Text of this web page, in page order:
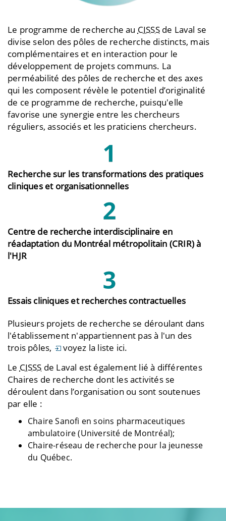
Le programme de recherche au CISSSde Laval se
divise selon des pôles de recherche distincts, mais
complémentaires et en interaction pour le
développement de projets communs. La
perméabilité des pôles de recherche et des axes
qui les composent révèle le potentiel d’originalité
de ce programme de recherche, puisqu'elle
favorise une synergie entre les chercheurs
réguliers, associés et les praticiens chercheurs.
Recherche sur les transformations des pratiques
cliniques et organisationnelles
Centre de recherche interdisciplinaire en
réadaptation du Montréal métropolitain (CRIR) à
l'HJR
Essais cliniques et recherches contractuelles
Plusieurs projets de recherche se déroulant dans
l'établissement n'appartiennent pas à l'un des
trois pôles,
voyez la liste ici.
Le CISSS de Laval est également lié à différentes
Chaires de recherche dont les activités se
déroulent dans l’organisation ou sont soutenues
par elle :
Chaire Sanofi en soins pharmaceutiques
ambulatoire (Université de Montréal);
Chaire-réseau de recherche pour la jeunesse
du Québec.